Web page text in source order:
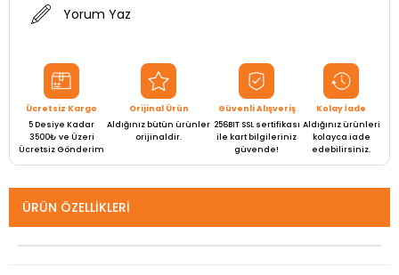
Yorum Yaz
Ücretsiz Kargo
5 Desiye Kadar
3500₺ ve Üzeri
Ücretsiz Gönderim
Orijinal Ürün
Aldığınız bütün ürünler
orijinaldir.
Güvenli Alışveriş
256BIT SSL sertifikası
ile kart bilgileriniz
güvende!
Kolay İade
Aldığınız ürünleri
kolayca iade
edebilirsiniz.
ÜRÜN ÖZELLIKLERI